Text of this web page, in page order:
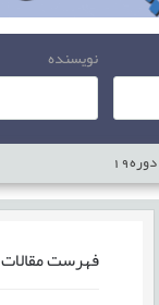
نویسنده
دوره19
فهرست مقالات